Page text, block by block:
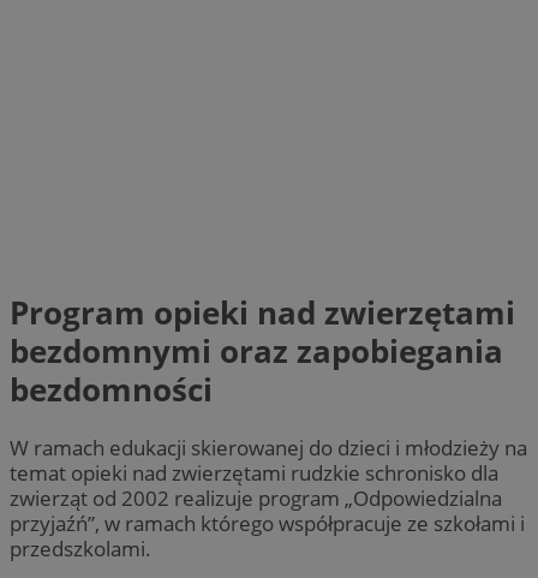
Program opieki nad zwierzętami
bezdomnymi oraz zapobiegania
bezdomności
W ramach edukacji skierowanej do dzieci i młodzieży na
temat opieki nad zwierzętami rudzkie schronisko dla
zwierząt od 2002 realizuje program „Odpowiedzialna
przyjaźń”, w ramach którego współpracuje ze szkołami i
przedszkolami.